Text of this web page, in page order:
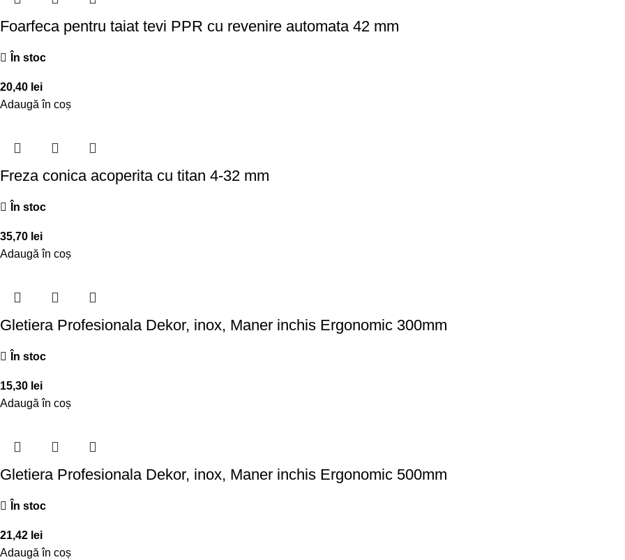
Foarfeca pentru taiat tevi PPR cu revenire automata 42 mm
În stoc
20,40 lei
Adaugă în coș
Freza conica acoperita cu titan 4-32 mm
În stoc
35,70 lei
Adaugă în coș
Gletiera Profesionala Dekor, inox, Maner inchis Ergonomic 300mm
În stoc
15,30 lei
Adaugă în coș
Gletiera Profesionala Dekor, inox, Maner inchis Ergonomic 500mm
În stoc
21,42 lei
Adaugă în coș